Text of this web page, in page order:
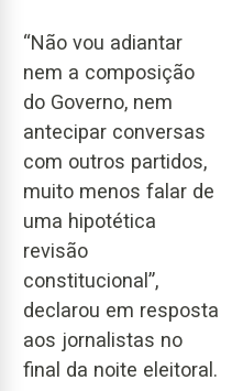
“Não vou adiantar
nem a composição
do Governo, nem
antecipar conversas
com outros partidos,
muito menos falar de
uma hipotética
revisão
constitucional”,
declarou em resposta
aos jornalistas no
final da noite eleitoral.